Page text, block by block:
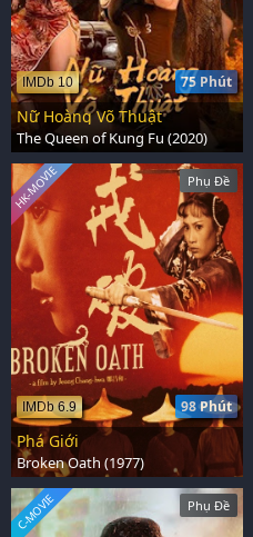
75 Phút
IMDb 10
Nữ Hoàng Võ Thuật
The Queen of Kung Fu (2020)
Phụ Đề
98 Phút
IMDb 6.9
HK-MOVIE
Phá Giới
Broken Oath (1977)
Phụ Đề
C-MOVIE